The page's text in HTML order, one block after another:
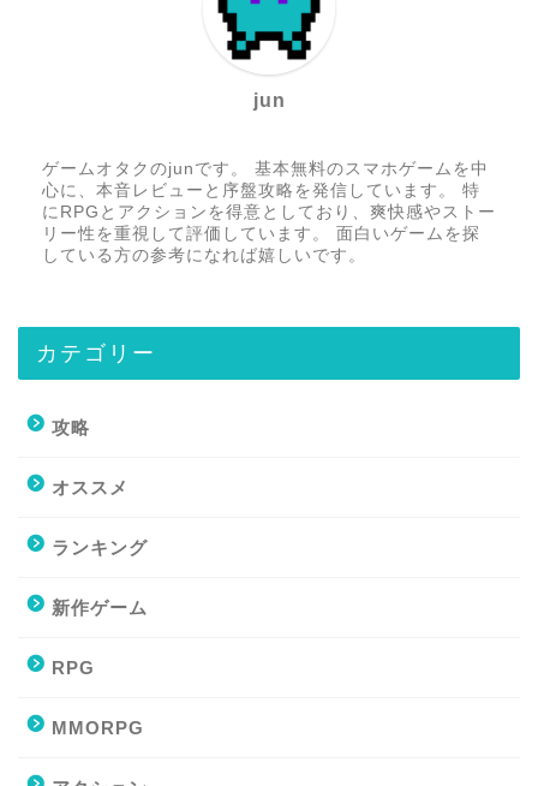
jun
ゲームオタクのjunです。 基本無料のスマホゲームを中
心に、本音レビューと序盤攻略を発信しています。 特
にRPGとアクションを得意としており、爽快感やストー
リー性を重視して評価しています。 面白いゲームを探
している方の参考になれば嬉しいです。
カテゴリー
攻略
オススメ
ランキング
新作ゲーム
RPG
MMORPG